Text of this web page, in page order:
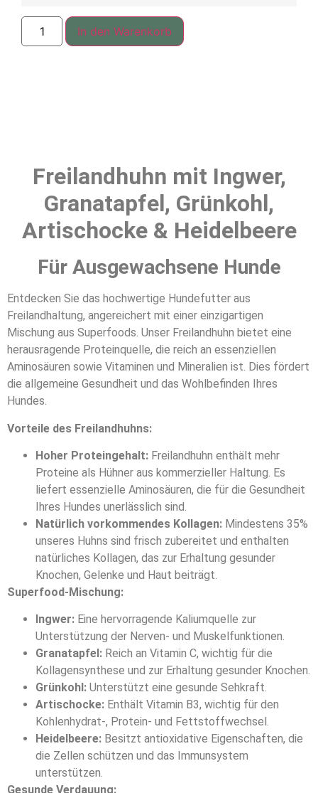
In den Warenkorb
Freilandhuhn mit Ingwer,
Granatapfel, Grünkohl,
Artischocke & Heidelbeere
Für Ausgewachsene Hunde
Entdecken Sie das hochwertige Hundefutter aus
Freilandhaltung, angereichert mit einer einzigartigen
Mischung aus Superfoods. Unser Freilandhuhn bietet eine
herausragende Proteinquelle, die reich an essenziellen
Aminosäuren sowie Vitaminen und Mineralien ist. Dies fördert
die allgemeine Gesundheit und das Wohlbefinden Ihres
Hundes.
Vorteile des Freilandhuhns:
Hoher Proteingehalt: Freilandhuhn enthält mehr
Proteine als Hühner aus kommerzieller Haltung. Es
liefert essenzielle Aminosäuren, die für die Gesundheit
Ihres Hundes unerlässlich sind.
Natürlich vorkommendes Kollagen: Mindestens 35%
unseres Huhns sind frisch zubereitet und enthalten
natürliches Kollagen, das zur Erhaltung gesunder
Knochen, Gelenke und Haut beiträgt.
Superfood-Mischung:
Ingwer: Eine hervorragende Kaliumquelle zur
Unterstützung der Nerven- und Muskelfunktionen.
Granatapfel: Reich an Vitamin C, wichtig für die
Kollagensynthese und zur Erhaltung gesunder Knochen.
Grünkohl: Unterstützt eine gesunde Sehkraft.
Artischocke: Enthält Vitamin B3, wichtig für den
Kohlenhydrat-, Protein- und Fettstoffwechsel.
Heidelbeere: Besitzt antioxidative Eigenschaften, die
die Zellen schützen und das Immunsystem
unterstützen.
Gesunde Verdauung: